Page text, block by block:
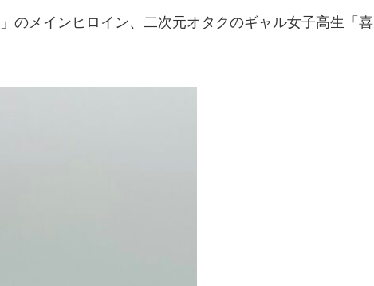
のメインヒロイン、二次元オタクのギャル女子高生「喜